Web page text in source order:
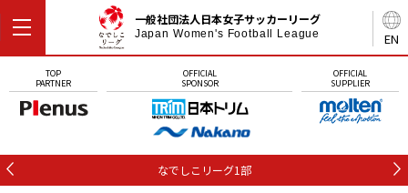
EN
一般社団法人日本女子サッカーリーグ
Japan Women's Football League
TOP
PARTNER
OFFICIAL
SPONSOR
OFFICIAL
SUPPLIER
なでしこリーグ1部